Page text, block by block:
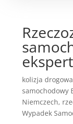
kolizja
samochodowy
Niemczech,
Wypadek